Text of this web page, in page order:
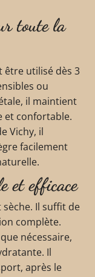
toute la
être utilisé dès 3
ou
il maintient
et confortable.
Vichy, il
facilement
et efficace
sèche. Il suffit de
complète.
nécessaire,
Il
après le